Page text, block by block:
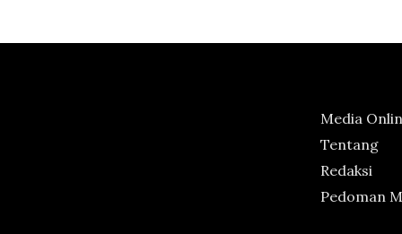
Media
Tentang
Redaksi
Pedoman